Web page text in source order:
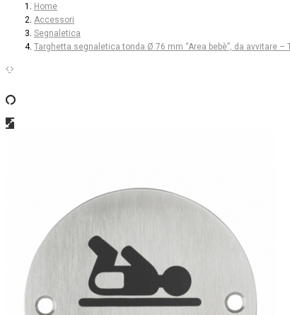
Home
Accessori
Segnaletica
Targhetta segnaletica tonda Ø 76 mm “Area bebè”, da avvitare –